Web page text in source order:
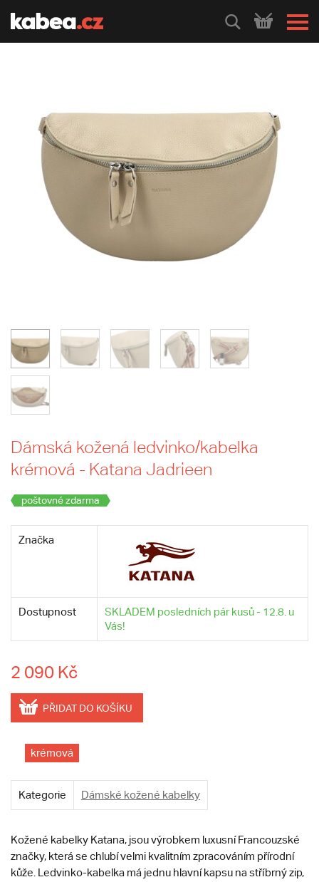
HLEDEJ
Dámská kožená ledvinko/kabelka
krémová - Katana Jadrieen
poštovné zdarma
Značka
Dostupnost
SKLADEM posledních pár kusů - 12.8. u
Vás!
2 090 Kč
PŘIDAT DO KOŠÍKU
krémová
Kategorie Dámské kožené kabelky
Kožené kabelky Katana, jsou výrobkem luxusní Francouzské
značky, která se chlubí velmi kvalitním zpracováním přírodní
kůže. Ledvinko-kabelka má jednu hlavní kapsu na stříbrný zip,